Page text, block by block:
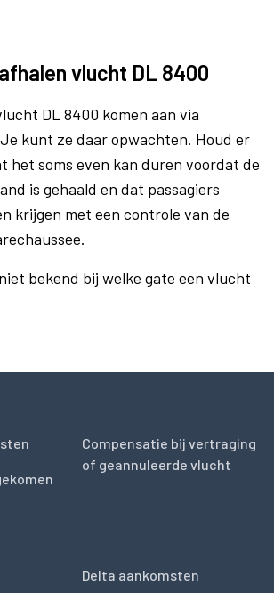
vlucht DL 8400
DL 8400 komen aan via
Je kunt ze daar opwachten. Houd er
het soms even kan duren voordat de
is gehaald en dat passagiers
krijgen met een controle van de
bekend bij welke gate een vlucht
Compensatie bij vertraging
of geannuleerde vlucht
Delta aankomsten